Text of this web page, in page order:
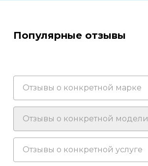
Популярные отзывы
Отзывы о конкретной марке
Отзывы о конкретной модели
Отзывы о конкретной услуге